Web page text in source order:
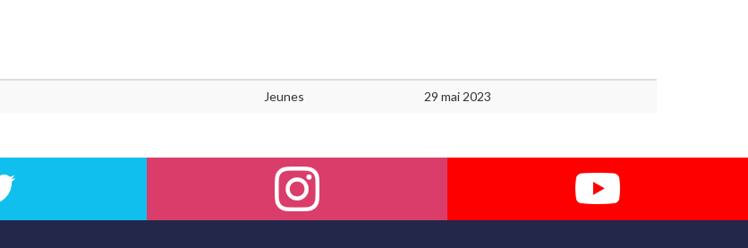
Jeunes 29 mai 2023